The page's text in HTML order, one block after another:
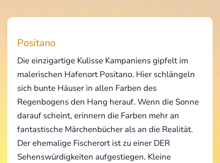
Positano
Die einzigartige Kulisse Kampaniens gipfelt im
malerischen Hafenort Positano. Hier schlängeln
sich bunte Häuser in allen Farben des
Regenbogens den Hang herauf. Wenn die Sonne
darauf scheint, erinnern die Farben mehr an
fantastische Märchenbücher als an die Realität.
Der ehemalige Fischerort ist zu einer DER
Sehenswürdigkeiten aufgestiegen. Kleine